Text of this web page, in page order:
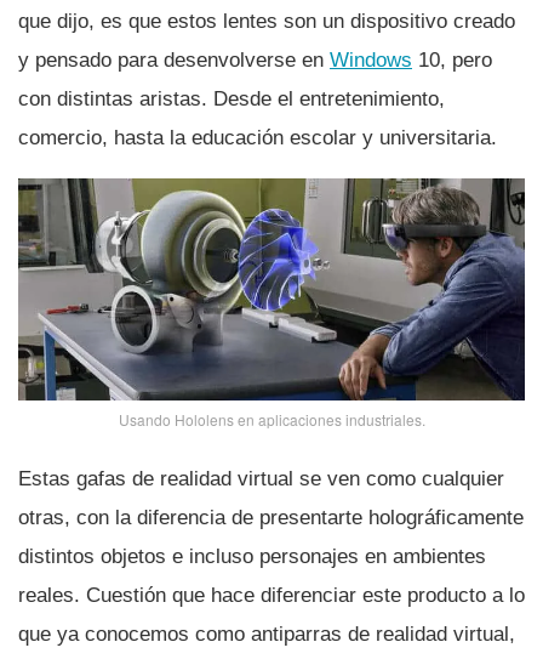
que dijo, es que estos lentes son un dispositivo creado
y pensado para desenvolverse en Windows 10, pero
con distintas aristas. Desde el entretenimiento,
comercio, hasta la educación escolar y universitaria.
Usando Hololens en aplicaciones industriales.
Estas gafas de realidad virtual se ven como cualquier
otras, con la diferencia de presentarte holográficamente
distintos objetos e incluso personajes en ambientes
reales. Cuestión que hace diferenciar este producto a lo
que ya conocemos como antiparras de realidad virtual,